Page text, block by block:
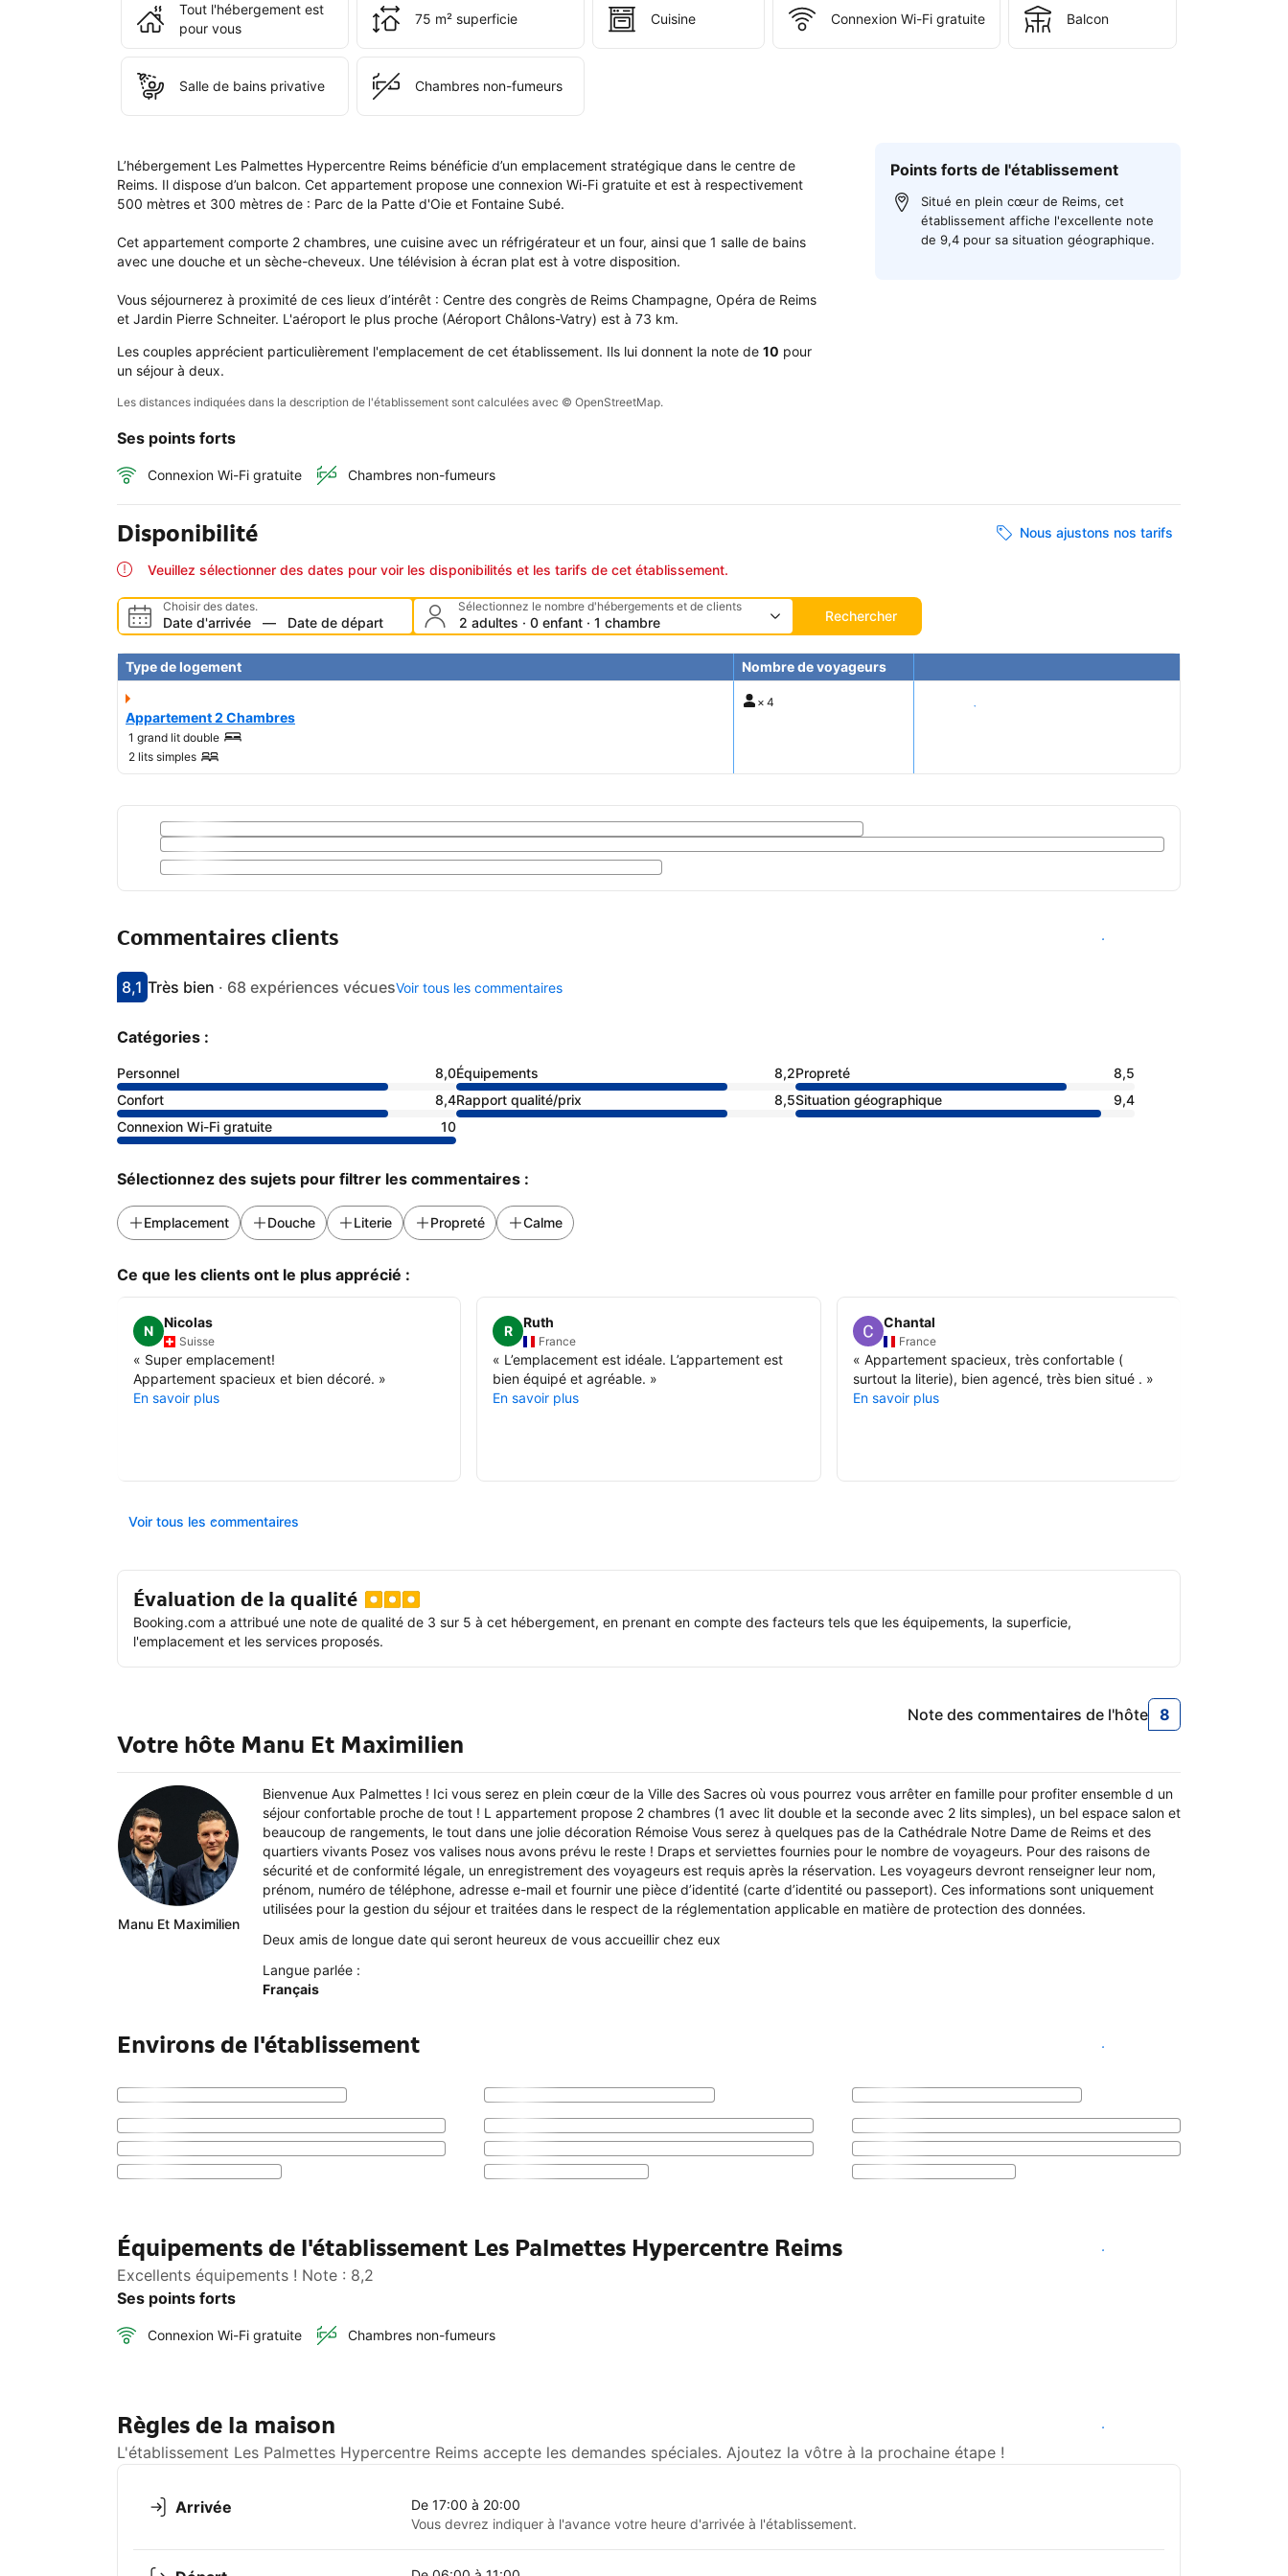
Les
Hypercentre
Reims.
Tout l'hébergement est
pour vous
75 m² superficie Cuisine Connexion Wi-Fi gratuite Balcon
Salle de bains privative Chambres non-fumeurs
L’hébergement Les Palmettes Hypercentre Reims bénéficie d’un emplacement stratégique dans le centre de
Reims. Il dispose d’un balcon. Cet appartement propose une connexion Wi-Fi gratuite et est à respectivement
500 mètres et 300 mètres de : Parc de la Patte d'Oie et Fontaine Subé.
Cet appartement comporte 2 chambres, une cuisine avec un réfrigérateur et un four, ainsi que 1 salle de bains
avec une douche et un sèche-cheveux. Une télévision à écran plat est à votre disposition.
Vous séjournerez à proximité de ces lieux d’intérêt : Centre des congrès de Reims Champagne, Opéra de Reims
et Jardin Pierre Schneiter. L'aéroport le plus proche (Aéroport Châlons-Vatry) est à 73 km.
Les couples apprécient particulièrement l'emplacement de cet établissement. Ils lui donnent la note de 10 pour
un séjour à deux.
Les distances indiquées dans la description de l'établissement sont calculées avec © OpenStreetMap.
Ses points forts
Connexion Wi-Fi gratuite Chambres non-fumeurs
Points forts de l'établissement
Situé en plein cœur de Reims, cet
établissement affiche l'excellente note
de 9,4 pour sa situation géographique.
Disponibilité Nous ajustons nos tarifs
Veuillez sélectionner des dates pour voir les disponibilités et les tarifs de cet établissement.
Choisir des dates.
Date d'arrivée — Date de départ
Sélectionnez le nombre d'hébergements et de clients
2 adultes · 0 enfant · 1 chambre Rechercher
Type de logement Nombre de voyageurs
Appartement 2 Chambres
1 grand lit double
2 lits simples
× 4 Voir les tarifs
Commentaires clients Voir les disponibilités
Avec une note de 8.1
8,1
très bienTrès bien · 68 expériences vécuesVoir tous les commentaires
Catégories :
Personnel 8,0Équipements 8,2Propreté
8,5
Confort
8,4Rapport qualité/prix 8,5Situation géographique
9,4
Connexion Wi-Fi gratuite
10
Sélectionnez des sujets pour filtrer les commentaires :
Emplacement Douche Literie Propreté Calme
Ce que les clients ont le plus apprécié :
N
Nicolas
Suisse
« Super emplacement!
Appartement spacieux et bien décoré. »
En savoir plus
R
Ruth
France
« L’emplacement est idéale. L’appartement est
bien équipé et agréable. »
En savoir plus
Chantal
France
« Appartement spacieux, très confortable (
surtout la literie), bien agencé, très bien situé . »
En savoir plus
Voir tous les commentaires
Évaluation de la qualité
Booking.com a attribué une note de qualité de 3 sur 5 à cet hébergement, en prenant en compte des facteurs tels que les équipements, la superficie,
l'emplacement et les services proposés.
Votre hôte Manu Et Maximilien
8
8 Note des
Note des commentaires de l'hôte
Manu Et Maximilien
Bienvenue Aux Palmettes ! Ici vous serez en plein cœur de la Ville des Sacres où vous pourrez vous arrêter en famille pour profiter ensemble d un
séjour confortable proche de tout ! L appartement propose 2 chambres (1 avec lit double et la seconde avec 2 lits simples), un bel espace salon et
beaucoup de rangements, le tout dans une jolie décoration Rémoise Vous serez à quelques pas de la Cathédrale Notre Dame de Reims et des
quartiers vivants Posez vos valises nous avons prévu le reste ! Draps et serviettes fournies pour le nombre de voyageurs. Pour des raisons de
sécurité et de conformité légale, un enregistrement des voyageurs est requis après la réservation. Les voyageurs devront renseigner leur nom,
prénom, numéro de téléphone, adresse e-mail et fournir une pièce d’identité (carte d’identité ou passeport). Ces informations sont uniquement
utilisées pour la gestion du séjour et traitées dans le respect de la réglementation applicable en matière de protection des données.
Deux amis de longue date qui seront heureux de vous accueillir chez eux
Langue parlée :
Français
Environs de l'établissement Voir les disponibilités
Équipements de l'établissement Les Palmettes Hypercentre Reims
Excellents équipements ! Note : 8,2
Voir les disponibilités
Ses points forts
Connexion Wi-Fi gratuite Chambres non-fumeurs
Règles de la maison
L'établissement Les Palmettes Hypercentre Reims accepte les demandes spéciales. Ajoutez la vôtre à la prochaine étape !
Voir les disponibilités
Arrivée
De 17:00 à 20:00
Vous devrez indiquer à l'avance votre heure d'arrivée à l'établissement.